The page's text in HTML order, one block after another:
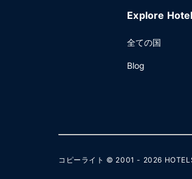
Explore
全ての国
Blog
コピーライト © 2001 - 2026